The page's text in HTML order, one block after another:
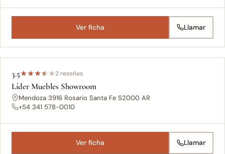
Ver ficha Llamar
3.5★★★★★2 reseñas
Líder Muebles Showroom
Mendoza 3916 Rosario Santa Fe S2000 AR
+54 341 578-0010
Ver ficha Llamar